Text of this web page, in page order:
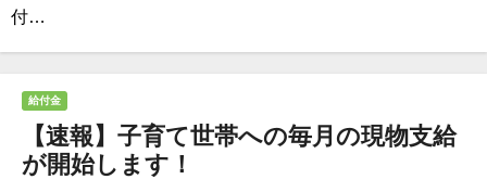
付…
給付金
【速報】子育て世帯への毎月の現物支給
が開始します！